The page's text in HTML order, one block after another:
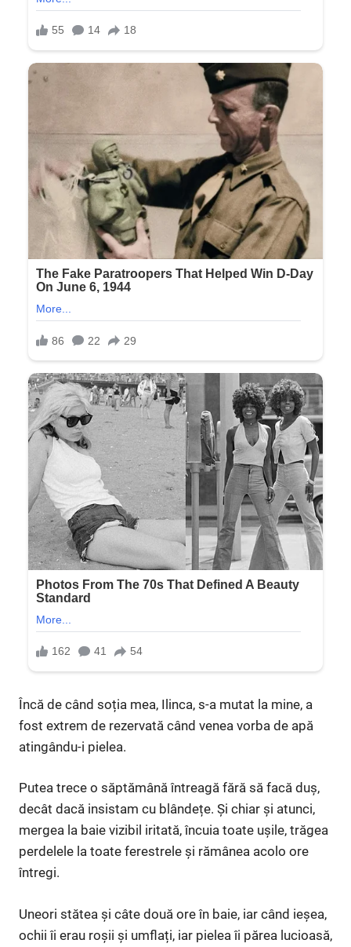
Încă de când soția mea, Ilinca, s-a mutat la mine, a
fost extrem de rezervată când venea vorba de apă
atingându-i pielea.
Putea trece o săptămână întreagă fără să facă duș,
decât dacă insistam cu blândețe. Și chiar și atunci,
mergea la baie vizibil iritată, încuia toate ușile, trăgea
perdelele la toate ferestrele și rămânea acolo ore
întregi.
Uneori stătea și câte două ore în baie, iar când ieșea,
ochii îi erau roșii și umflați, iar pielea îi părea lucioasă,